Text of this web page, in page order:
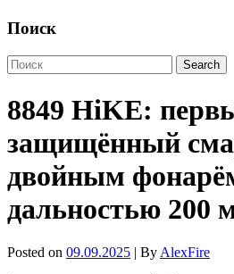
Поиск
8849 HiKE:
защищённый
двойным
дальностью 200
Posted on 09.09.2025 | By AlexFire